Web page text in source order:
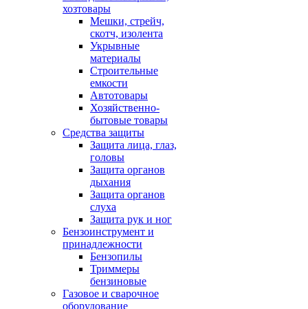
хозтовары
Мешки, стрейч,
скотч, изолента
Укрывные
материалы
Строительные
емкости
Автотовары
Хозяйственно-
бытовые товары
Средства защиты
Защита лица, глаз,
головы
Защита органов
дыхания
Защита органов
слуха
Защита рук и ног
Бензоинструмент и
принадлежности
Бензопилы
Триммеры
бензиновые
Газовое и сварочное
оборудование